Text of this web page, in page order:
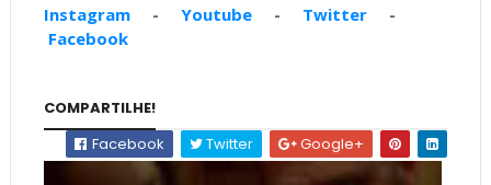
Instagram
- Youtube - Twitter-
Facebook
COMPARTILHE!
Facebook
Twitter Google+